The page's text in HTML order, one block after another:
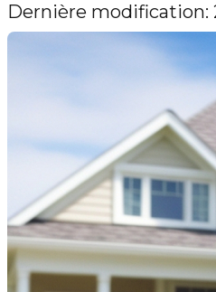
Dernière modification: